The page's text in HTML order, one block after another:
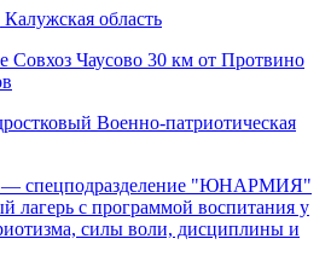
область
Совхоз Чаусово 30 км от Протвино
Военно-патриотическая
спецподразделение "ЮНАРМИЯ"
лагерь с программой воспитания у
силы воли, дисциплины и